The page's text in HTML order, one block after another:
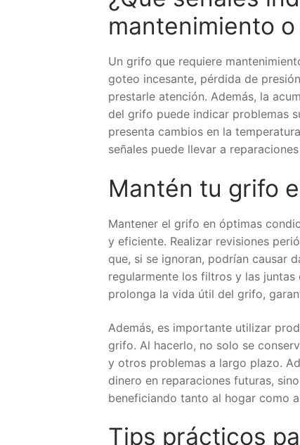
mantenimiento
Un grifo que requiere
goteo incesante, pérdida de
prestarle atención. Además, la
del grifo puede indicar problemas
presenta cambios en la
señales puede llevar a
Mantén tu grifo
Mantener el grifo en óptimas
y eficiente. Realizar revisiones
que, si se ignoran, podrían causar
regularmente los filtros y las
prolonga la vida útil del grifo,
Además, es importante utilizar
grifo. Al hacerlo, no solo se
y otros problemas a largo plazo.
dinero en reparaciones futuras,
beneficiando tanto al hogar como
Tips prácticos